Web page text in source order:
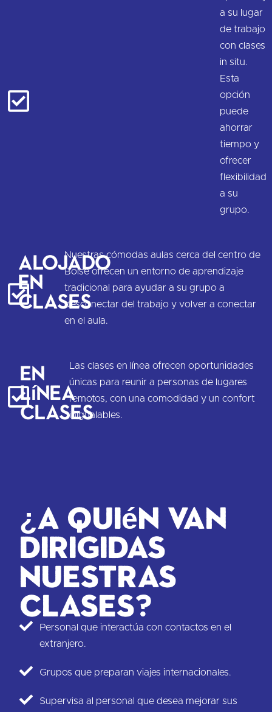
a su lugar
de trabajo
con clases
in situ.
Esta
opción
puede
ahorrar
tiempo y
ofrecer
flexibilidad
a su
grupo.
Alojado
en
Clases
Nuestras cómodas aulas cerca del centro de
Boise ofrecen un entorno de aprendizaje
tradicional para ayudar a su grupo a
desconectar del trabajo y volver a conectar
en el aula.
En
línea
Clases
Las clases en línea ofrecen oportunidades
únicas para reunir a personas de lugares
remotos, con una comodidad y un confort
inigualables.
¿A quién van
dirigidas
nuestras
clases?
Personal que interactúa con contactos en el
extranjero.
Grupos que preparan viajes internacionales.
Supervisa al personal que desea mejorar sus